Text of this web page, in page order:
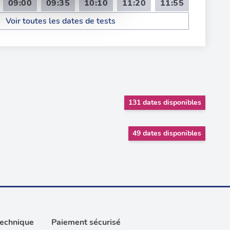
de notre site avec nos
informations que
09:00 09:35 10:10 11:20
11:55
Voir toutes les dates de tests
131 dates disponibles
49 dates disponibles
Paiement sécurisé